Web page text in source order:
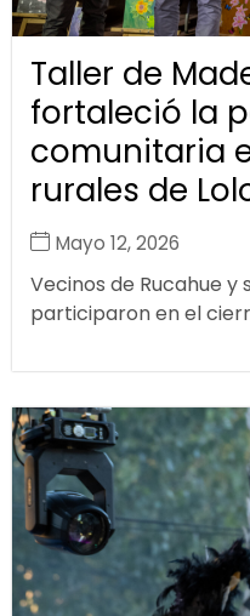
Taller de
fortaleció la
comunitaria
rurales de
Mayo 12, 2026
Vecinos de Rucahue
participaron en el